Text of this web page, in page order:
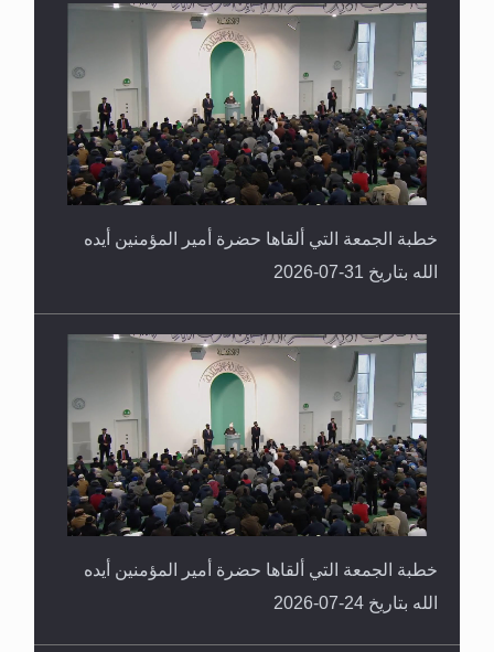
القرآن قاضٍ وحكمٌ على السنة ومهيمنٌ عليها.. ليس
العكس
خطبة الجمعة التي ألقاها حضرة أمير المؤمنين أيده
الله بتاريخ 31-07-2026
خطبة الجمعة التي ألقاها حضرة أمير المؤمنين أيده
الله بتاريخ 24-07-2026